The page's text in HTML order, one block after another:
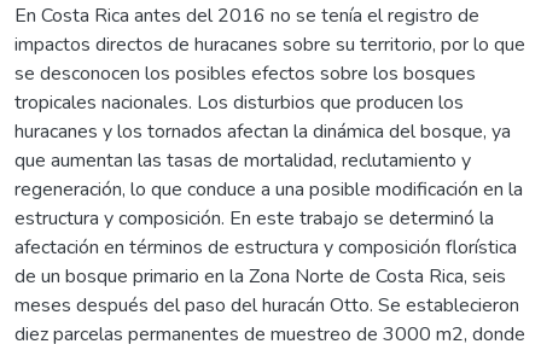
En Costa Rica antes del 2016 no se tenía el registro de
impactos directos de huracanes sobre su territorio, por lo que
se desconocen los posibles efectos sobre los bosques
tropicales nacionales. Los disturbios que producen los
huracanes y los tornados afectan la dinámica del bosque, ya
que aumentan las tasas de mortalidad, reclutamiento y
regeneración, lo que conduce a una posible modificación en la
estructura y composición. En este trabajo se determinó la
afectación en términos de estructura y composición florística
de un bosque primario en la Zona Norte de Costa Rica, seis
meses después del paso del huracán Otto. Se establecieron
diez parcelas permanentes de muestreo de 3000 m2, donde